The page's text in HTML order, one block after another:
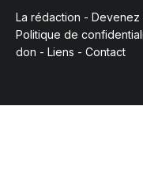
La rédaction - Devenez
Politique de
don - Liens - Contact